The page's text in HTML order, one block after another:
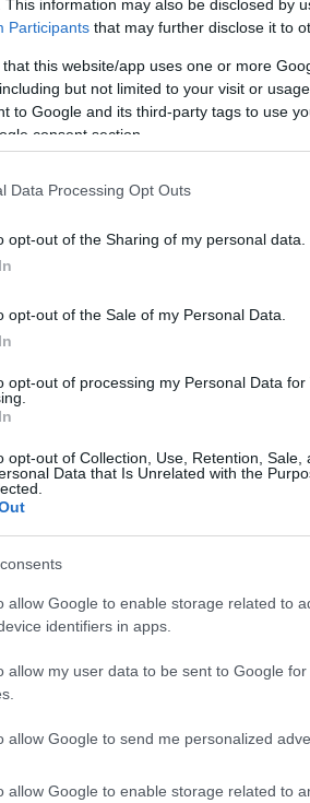
This information may also be disclosed by
Participants that may further disclose it to
that this website/app uses one or more
but not limited to your visit or
to Google and its third-party tags to use
consent section.
Data Processing Opt Outs
opt-out of the Sharing of my personal data.
opt-out of the Sale of my Personal Data.
opt-out of processing my Personal Data for
opt-out of Collection, Use, Retention, Sale,
Data that Is Unrelated with the
allow Google to enable storage related to
identifiers in apps.
allow my user data to be sent to Google
allow Google to send me personalized
allow Google to enable storage related to
fulladást vagy nehéz érzést
beszűkültek a tartós
többet kell dolgoznia, hogy a vér
kockázata.
zsibbadás vagy
annyival, hogy biztosan csak
és nehezebben fog meg
jelentőséget.
TIA. Ez gyakran a sztrók előjele.
akadályozzák a keringést.